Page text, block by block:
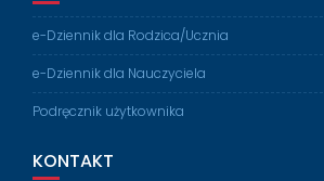
e-Dziennik dla Rodzica/Ucznia
e-Dziennik dla Nauczyciela
Podręcznik użytkownika
KONTAKT